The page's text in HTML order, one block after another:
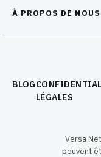
À PROPOS DE NOUS
BLOG
LÉGALES
Versa
peuvent